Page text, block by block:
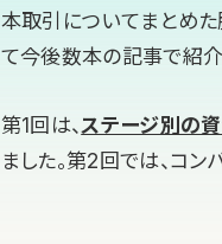
本取引についてまとめ
て今後数本の記事で紹介
第1回は、ステージ別の
ました。第2回では、コ